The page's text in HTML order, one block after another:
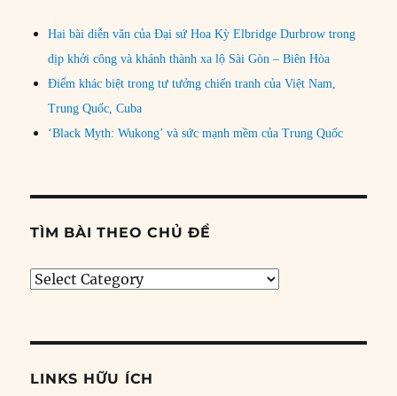
Hai bài diễn văn của Đại sứ Hoa Kỳ Elbridge Durbrow trong
dịp khởi công và khánh thành xa lộ Sài Gòn – Biên Hòa
Điểm khác biệt trong tư tưởng chiến tranh của Việt Nam,
Trung Quốc, Cuba
‘Black Myth: Wukong’ và sức mạnh mềm của Trung Quốc
TÌM BÀI THEO CHỦ ĐỀ
Tìm
đề
LINKS HỮU ÍCH